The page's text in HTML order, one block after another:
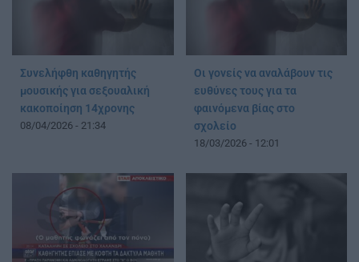
Συνελήφθη καθηγητής
μουσικής για σεξουαλική
κακοποίηση 14χρονης
08/04/2026 - 21:34
Οι γονείς να αναλάβουν τις
ευθύνες τους για τα
φαινόμενα βίας στο
σχολείο
18/03/2026 - 12:01